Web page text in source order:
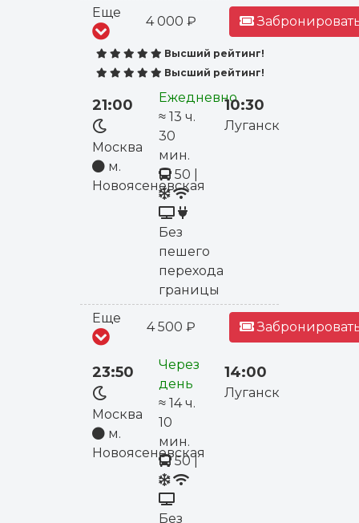
Еще
4 000 ₽
Высший рейтинг!
Высший рейтинг!
21:00
Москва
м.
Новоясеневская
Ежедневно
≈ 13 ч.
30
мин.
50
Без
пешего
перехода
границы
10:30
Луганск
Еще
4 500 ₽
23:50
Москва
м.
Новоясеневская
Через
день
≈ 14 ч.
10
мин.
50|
Без
14:00
Луганск